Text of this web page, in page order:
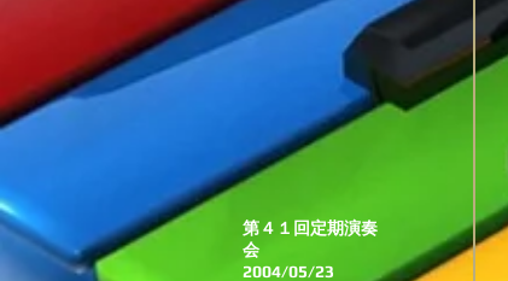
第４１回定期演奏
会
2004/05/23